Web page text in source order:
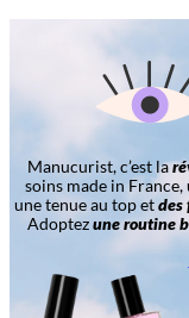
Manucurist, c’est la
soins made in
une tenue au top etdes
Adoptezune routine